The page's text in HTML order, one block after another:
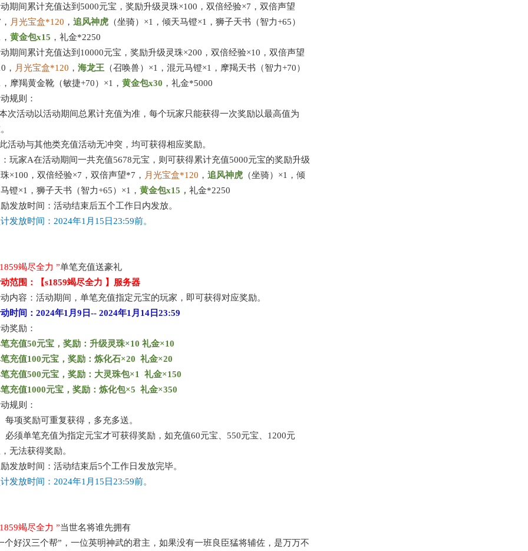
期间累计充值达到 5000元宝，奖励升级灵珠×100，双倍经验×7，双倍声望
月光宝盒*1 20 ， 追风神虎（坐骑） ×1，倾天马镫×1，狮子天书（智力+65）
黄金包x15 ， 礼金*2250
期间累计充值达到 10000元宝，奖励升级灵珠×200，双倍经验×10，双倍声望
， 月光宝盒*1 20 ， 海龙王（召唤兽） ×1，混元马镫×1，摩羯天书（智力+70）
摩羯黄金靴（敏捷+70）×1， 黄金包x30 ， 礼金*5000
规则：
次活动以活动期间总累计充值为准，每个玩家只能获得一次奖励以最高值为
活动与其他类充值活动无冲突，均可获得相应奖励。
玩家A在活动期间一共充值5678元宝，则可获得累计充值5000元宝的奖励升级
×100，双倍经验×7，双倍声望*7， 月光宝盒*1 20 ， 追风神虎（坐骑） ×1，倾
镫×1，狮子天书（智力+65）×1， 黄金包x15 ， 礼金*2250
发放时间：活动结束后五个工作日内发放。
发放时间： 2024年1月15日 23:59前。
竭尽全力 ”单笔充值送豪礼
范围：【s1859竭尽全力 】服务器
内容：活动期间，单笔充值指定元宝的玩家，即可获得对应奖励。
时间： 2024年1月9日-- 2024年1月14日23:59
奖励：
充值50元宝，奖励：升级灵珠×10 礼金×10
充值100元宝，奖励：炼化石×20 礼金×20
充值500元宝，奖励：大灵珠包×1 礼金×150
充值1000元宝，奖励：炼化包×5 礼金×350
规则：
每项奖励可重复获得，多充多送。
必须单笔充值为指定元宝才可获得奖励，如充值60元宝、550元宝、1200元
无法获得奖励。
发放时间：活动结束后5个工作日发放完毕。
发放时间： 2024年1月15日 23:59前。
竭尽全力 ”当世名将谁先拥有
个好汉三个帮”，一位英明神武的君主，如果没有一班良臣猛将辅佐，是万万不